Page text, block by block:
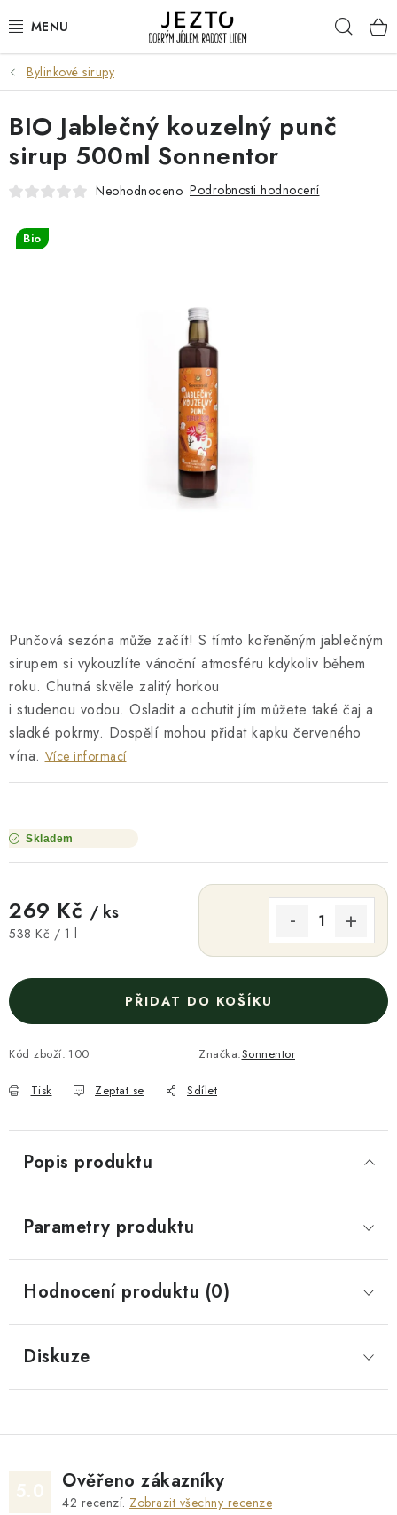
na
DÁRKOVÉ SADY
TRVANLIVÉ
DROGERIE A KOSMETIKA
FIREMNÍ DÁRKY
Bylinkové sirupy
Punčová sezóna může začít! S tímto kořeněným jablečným
sirupem si vykouzlíte vánoční atmosféru kdykoliv během
roku. Chutná skvěle zalitý horkou
i studenou vodou. Osladit a ochutit jím můžete také čaj a
sladké pokrmy. Dospělí mohou přidat kapku červeného
vína. Více informací
Skladem
269 Kč / ks
Měrná cena:
538 Kč / 1 l
PŘIDAT DO KOŠÍKU
Kód zboží: 100 Značka:Sonnentor
Tisk Zeptat se Sdílet
BIO Jablečný kouzelný punč
sirup 500ml Sonnentor
Neohodnoceno Podrobnosti hodnocení
Bio
Popis produktu
Parametry produktu
Hodnocení produktu (0)
Diskuze
Ověřeno zákazníky
42 recenzí. Zobrazit všechny recenze